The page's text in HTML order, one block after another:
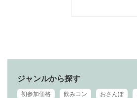
ジャンルから探す
初参加価格 飲みコン おさんぽ